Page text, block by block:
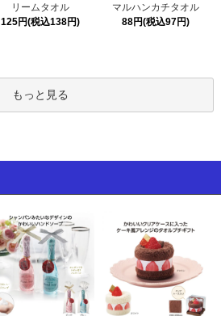
リームタオル
125円(税込138円)
マルハンカチタオル
88円(税込97円)
もっと見る